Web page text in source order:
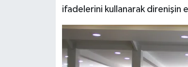
ifadelerini kullanarak direnişin